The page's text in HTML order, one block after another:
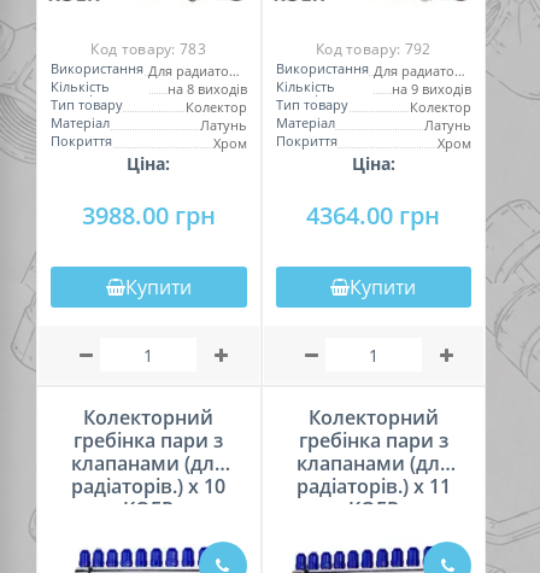
Код товару:783
Використання
Для радиаторов
Кількість
виходів
на 8 виходів
Тип товару
Колектор
Матеріал
Латунь
Покриття
Хром
Ціна:
3988.00 грн
Купити
Код товару: 792
Використання
Для радиаторов
Кількість
виходів
на 9 виходів
Тип товару
Колектор
Матеріал
Латунь
Покриття
Хром
Ціна:
4364.00 грн
Купити
Колекторний
гребінка пари з
клапанами (для
радіаторів.) х 10
KOER
Колекторний
гребінка пари з
клапанами (для
радіаторів.) х 11
KOER